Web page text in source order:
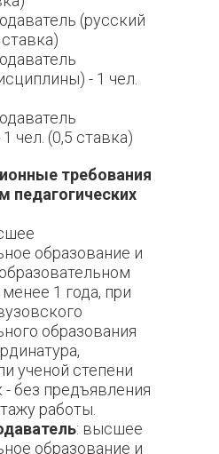
(русский
- 1 чел.
чел. (0,5 ставка)
требования
педагогических
образование и
1 года, при
образования
ученой степени
- без предъявления
работы.
: высшее
образование и